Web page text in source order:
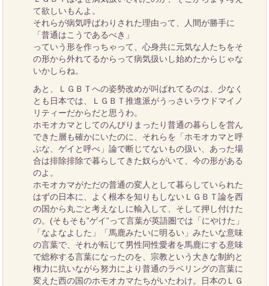
て欲しいもんよ。
それらが病気呼ばわりされた理由って、人間が勝手に
「普通はこうであるべき」
っていう形を作っちゃって、心身共に元気な人たちをそ
の形から外れてるからって病気扱いし始めたからじゃな
いかしらね。
あと、ＬＧＢＴへの姿勢改めが叫ばれてるのは、少なく
とも日本では、ＬＧＢＴ推進派がうっさいラウドマイノ
リティーだからだと思うわ。
ホモオカマとしてのんびりまったり普通の暮らしを営ん
できた層も確かにいたのに、それらを「ホモオカマと呼
ぶな、ゲイと呼べ」論で断じてないもの扱い、あった場
合は排除排除で暮らしてきた奴らがいて、今の形がある
のよ。
ホモオカマがただの普通の変人として暮らしていられた
はずの日本に、よく根本を知りもしないＬＧＢＴ論を西
の国から丸ごと考えなしに輸入して、そして押し付けた
の。(そもそも”ゲイ”って言葉が英語圏では「にやけた」
「なよなよした」「馬鹿みたいに明るい」みたいな意味
の言葉で、それが転じて男性同性愛者を馬鹿にする意味
で総称する言葉になったのを、宗教という大きな制約と
権力に抗いながら努力により普通のラベリングの言葉に
変えた西の国のホモオカマたちがいたわけ。日本のＬＧ